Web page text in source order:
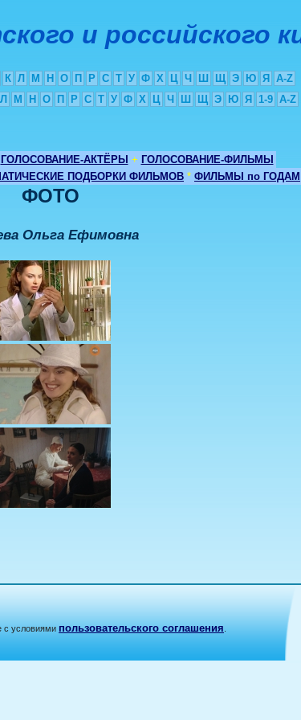
и российского
К Л М Н О П Р С Т У Ф Х Ц Ч Ш Щ Э Ю Я
A-Z
Л М Н О П Р С Т У Ф Х Ц Ч Ш Щ Э Ю Я 1-9 A-Z
ГОЛОСОВАНИЕ-АКТЁРЫ + ГОЛОСОВАНИЕ-ФИЛЬМЫ
ПОДБОРКИ ФИЛЬМОВ * ФИЛЬМЫ по ГОДАМ
ФОТО
Ольга Ефимовна
с условиями пользовательского соглашения